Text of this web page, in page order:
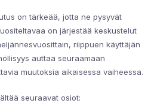
on tärkeää, jotta ne pysyvät
on järjestää keskustelut
riippuen käyttäjän
auttaa seuraamaan
muutoksia aikaisessa vaiheessa.
seuraavat osiot: